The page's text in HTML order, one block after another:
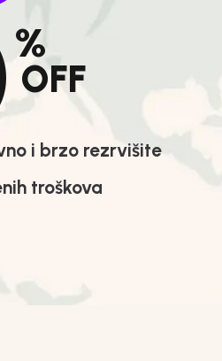
%
OFF
i brzo rezrvišite
troškova